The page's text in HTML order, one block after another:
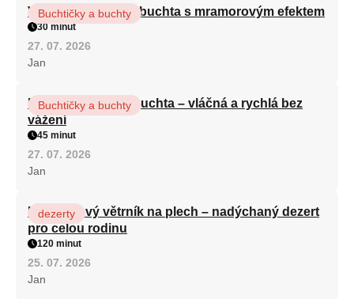
Vláčná olejová litá buchta s mramorovým efektem
Buchtičky a buchty
30 minut
27. 07. 2026
Jan
Hrnková maková buchta – vláčná a rychlá bez
vážení
Buchtičky a buchty
45 minut
27. 07. 2026
Jan
Karamelový větrník na plech – nadýchaný dezert
pro celou rodinu
dezerty
120 minut
25. 07. 2026
Jan